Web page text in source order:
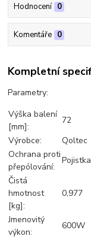
Hodnocení 0
Komentáře 0
Kompletní
Parametry:
Výška balení
[mm]:
72
Výrobce:
Qoltec
Ochrana proti
přepólování:
Pojistka
Čistá
hmotnost
[kg]:
0,977
Jmenovitý
výkon:
600W